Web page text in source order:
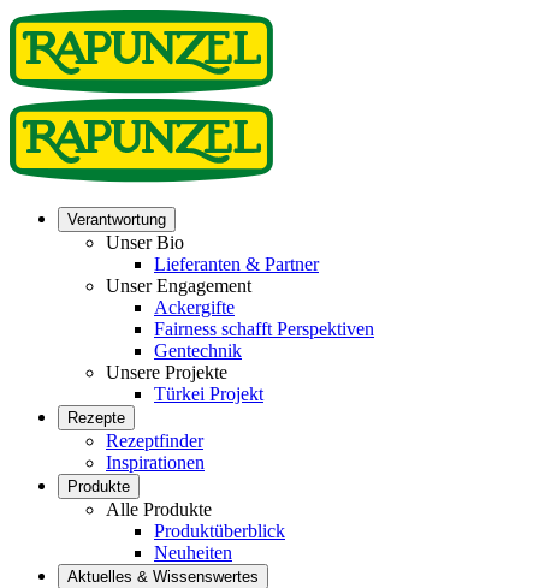
Verantwortung
Unser Bio
Lieferanten & Partner
Unser Engagement
Ackergifte
Fairness schafft Perspektiven
Gentechnik
Unsere Projekte
Türkei Projekt
Rezepte
Rezeptfinder
Inspirationen
Produkte
Alle Produkte
Produktüberblick
Neuheiten
Aktuelles & Wissenswertes